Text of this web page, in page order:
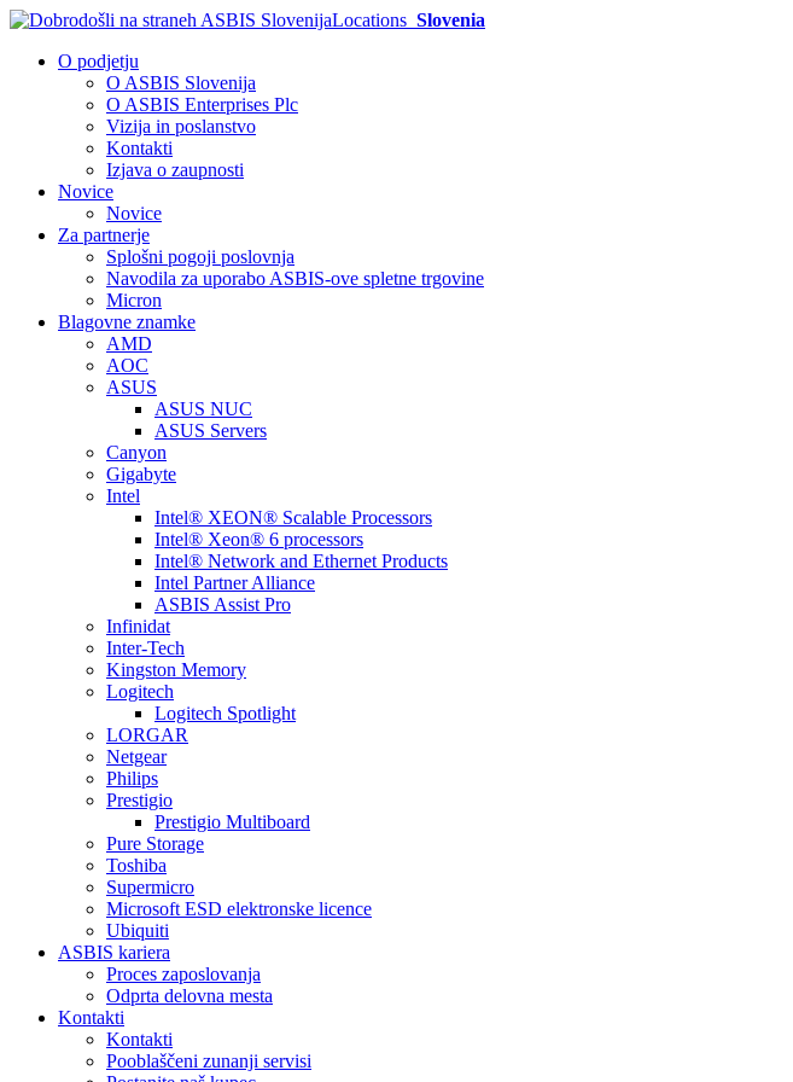
Locations Slovenia
O podjetju
O ASBIS Slovenija
O ASBIS Enterprises Plc
Vizija in poslanstvo
Kontakti
Izjava o zaupnosti
Novice
Novice
Za partnerje
Splošni pogoji poslovnja
Navodila za uporabo ASBIS-ove spletne trgovine
Micron
Blagovne znamke
AMD
AOC
ASUS
ASUS NUC
ASUS Servers
Canyon
Gigabyte
Intel
Intel® XEON® Scalable Processors
Intel® Xeon® 6 processors
Intel® Network and Ethernet Products
Intel Partner Alliance
ASBIS Assist Pro
Infinidat
Inter-Tech
Kingston Memory
Logitech
Logitech Spotlight
LORGAR
Netgear
Philips
Prestigio
Prestigio Multiboard
Pure Storage
Toshiba
Supermicro
Microsoft ESD elektronske licence
Ubiquiti
ASBIS kariera
Proces zaposlovanja
Odprta delovna mesta
Kontakti
Kontakti
Pooblaščeni zunanji servisi